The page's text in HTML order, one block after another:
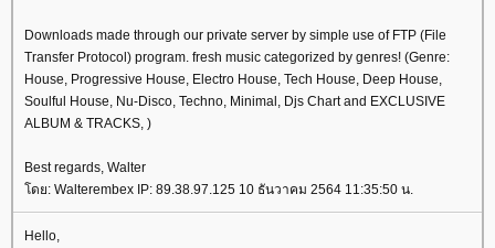
Downloads made through our private server by simple use of FTP (File
Transfer Protocol) program. fresh music categorized by genres! (Genre:
House, Progressive House, Electro House, Tech House, Deep House,
Soulful House, Nu-Disco, Techno, Minimal, Djs Chart and EXCLUSIVE
ALBUM & TRACKS, )
Best regards, Walter
ดย: Walterembex IP: 89.38.97.125 10 ธันวาคม 2564 11:35:50 น.
Hello,